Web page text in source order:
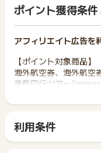
ポイント獲得条件
アフィリエイト広告を
【ポイント対象商品】
海外航空券、海外航空
乗員同行ツアー
道利用ツアーを含む)
泊バスツアーを含む)
※海外オプショナルツ
利用条件